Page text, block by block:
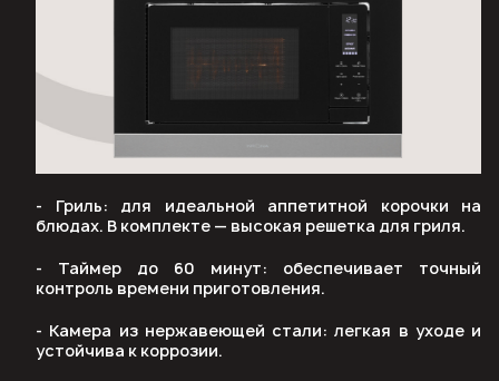
- Гриль: для идеальной аппетитной корочки на
блюдах. В комплекте — высокая решетка для гриля.
- Таймер до 60 минут: обеспечивает точный
контроль времени приготовления.
- Камера из нержавеющей стали: легкая в уходе и
устойчива к коррозии.